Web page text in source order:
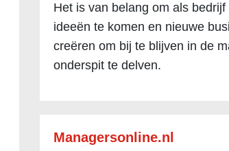
Het is van belang om als
ideeën te komen en nieuwe
creëren om bij te blijven in de
onderspit te delven.
Managersonline.nl